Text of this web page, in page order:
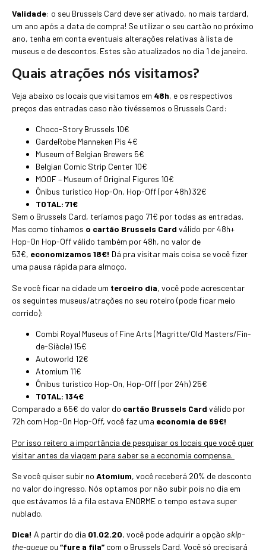
Validade: o seu Brussels Card deve ser ativado, no mais tardard,
um ano após a data de compra! Se utilizar o seu cartão no próximo
ano, tenha em conta eventuais alterações relativas à lista de
museus e de descontos. Estes são atualizados no dia 1 de janeiro.
Quais atrações nós visitamos?
Veja abaixo os locais que visitamos em 48h, e os respectivos
preços das entradas caso não tivéssemos o Brussels Card:
Choco-Story Brussels 10€
GardeRobe Manneken Pis 4€
Museum of Belgian Brewers 5€
Belgian Comic Strip Center 10€
MOOF – Museum of Original Figures 10€
Ônibus turístico Hop-On, Hop-Off (por 48h) 32€
TOTAL: 71€
Sem o Brussels Card, teríamos pago 71€ por todas as entradas.
Mas como tínhamos o cartão Brussels Card válido por 48h+
Hop-On Hop-Off válido também por 48h, no valor de
53€, economizamos 18€! Dá pra visitar mais coisa se você fizer
uma pausa rápida para almoço.
Se você ficar na cidade um terceiro dia, você pode acrescentar
os seguintes museus/atrações no seu roteiro (pode ficar meio
corrido):
Combi Royal Museus of Fine Arts (Magritte/Old Masters/Fin-
de-Siècle) 15€
Autoworld 12€
Atomium 11€
Ônibus turístico Hop-On, Hop-Off (por 24h) 25€
TOTAL: 134€
Comparado a 65€ do valor do cartão Brussels Card válido por
72h com Hop-On Hop-Off, você faz uma economia de 69€!
Por isso reitero a importância de pesquisar os locais que você quer
visitar antes da viagem para saber se a economia compensa.
Se você quiser subir no Atomium, você receberá 20% de desconto
no valor do ingresso. Nós optamos por não subir pois no dia em
que estávamos lá a fila estava ENORME o tempo estava super
nublado.
Dica! A partir do dia 01.02.20, você pode adquirir a opção skip-
the-queue ou “fure a fila” com o Brussels Card. Você só precisará